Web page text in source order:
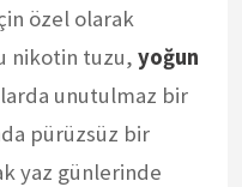
özel olarak
nikotin tuzu, yoğun
unutulmaz bir
pürüzsüz bir
yaz günlerinde